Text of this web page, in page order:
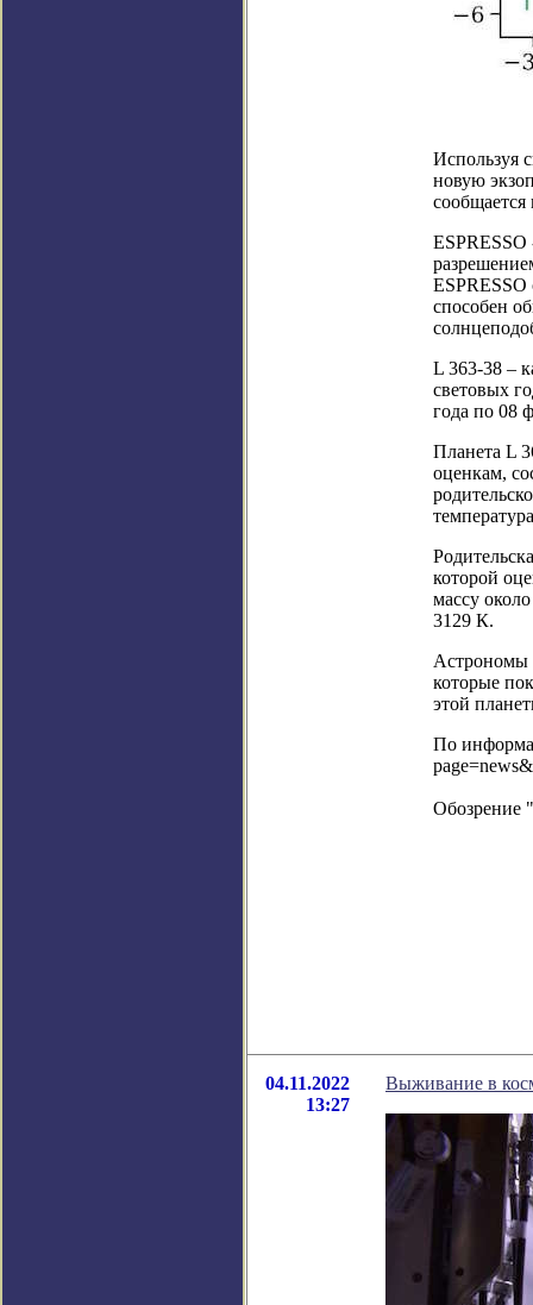
Используя
новую
сообщается
ESPRESSO
способен
L 363-38 –
световых
года по 08
Планета L
оценкам,
которой
массу
3129 К.
Астрономы
которые
этой
По
Обозрение "
04.11.2022
13:27
Выживание в